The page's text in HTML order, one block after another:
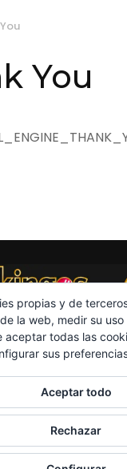
You
Vacaciones en
Package |
Funciona con
propias y de
la web, medir su
aceptar todas las
sus
Aceptar todo
Rechazar